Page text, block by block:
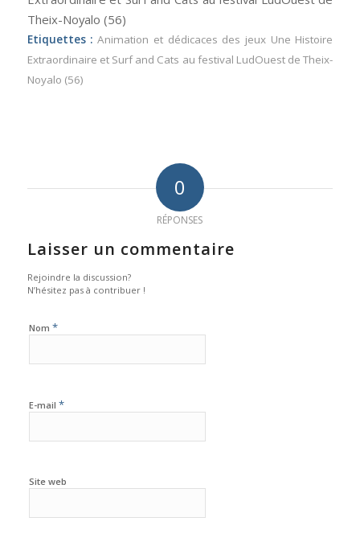
Theix-Noyalo (56)
Etiquettes : Animation et dédicaces des jeux Une Histoire
Extraordinaire et Surf and Cats au festival LudOuest de Theix-
Noyalo (56)
0
RÉPONSES
Laisser un commentaire
Rejoindre la discussion?
N’hésitez pas à contribuer !
Nom *
E-mail *
Site web